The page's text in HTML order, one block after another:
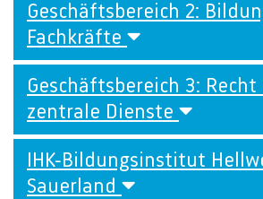
Geschäftsbereich 2:
Fachkräfte
Geschäftsbereich 3: Recht
zentrale Dienste
IHK-Bildungsinstitut
Sauerland